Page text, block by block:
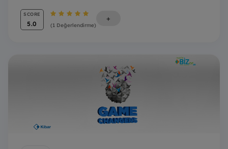
SCORE
5.0 (1 Değerlendirme)
+